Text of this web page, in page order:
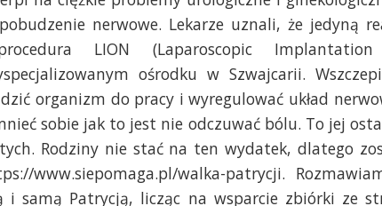
nerwowe. Lekarze uznali, że jedyną
LION (Laparoscopic
ośrodku w Szwajcarii.
organizm do pracy i wyregulować układ
sobie jak to jest nie odczuwać bólu. To jej
Rodziny nie stać na ten wydatek, dlatego
www.siepomaga.pl/walka-patrycji.
i samą Patrycją, licząc na wsparcie zbiórki ze